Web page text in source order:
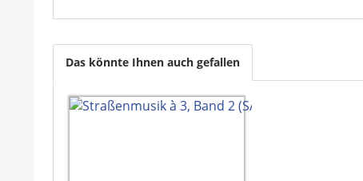
Das könnte Ihnen auch gefallen